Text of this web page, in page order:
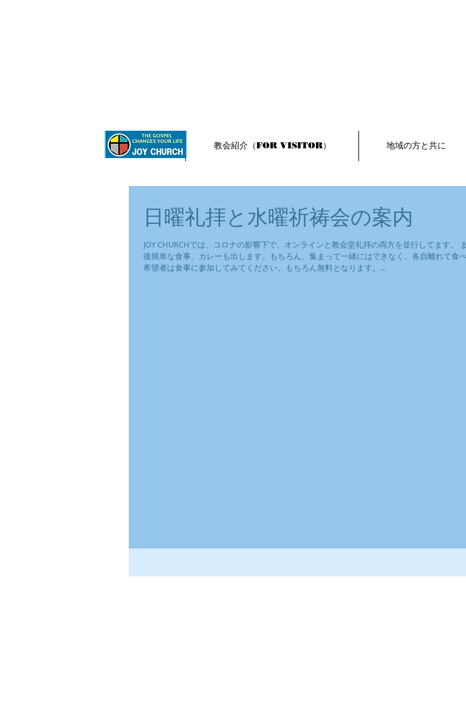
ホーム 教会紹介（FOR VISITOR） 地域の方と共に
日曜礼拝と水曜祈祷会の案内
JOY CHURCHでは、コロナの影響下で、オンラインと教会堂礼拝の両方を並行してます。
後簡単な食事、カレーも出します。もちろん、集まって一緒にはできなく、各自離れて食
希望者は食事に参加してみてください。もちろん無料となります。...